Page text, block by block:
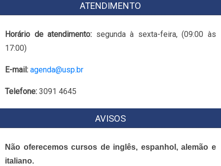
ATENDIMENTO
Horário de atendimento: segunda à sexta-feira, (09:00 às
17:00)
E-mail: agenda@usp.br
Telefone: 3091 4645
AVISOS
Não oferecemos cursos de inglês, espanhol, alemão e
italiano.